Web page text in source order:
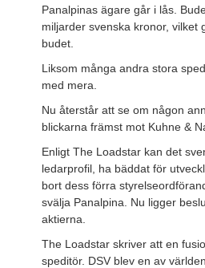
Panalpinas ägare går i lås.
miljarder svenska kronor,
budet.
Liksom många andra stora
med mera.
Nu återstår att se om någon
blickarna främst mot Kuhne &
Enligt The Loadstar kan det
ledarprofil, ha bäddat för
bort dess förra
svälja Panalpina. Nu ligger
aktierna.
The Loadstar skriver att en
speditör. DSV blev en av